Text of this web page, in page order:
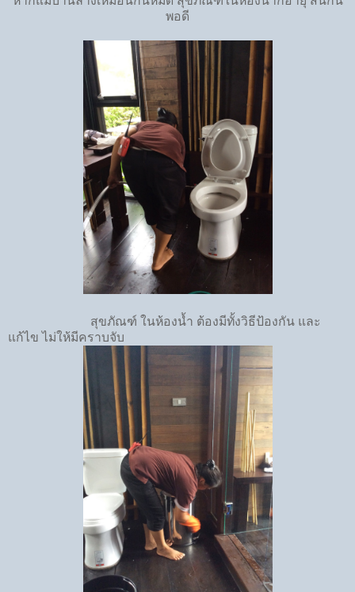
พอดี
สุขภัณฑ์ ในห้องน้ำ ต้องมีทั้งวิธีป้องกัน และ
แก้ไข ไม่ให้มีคราบจับ